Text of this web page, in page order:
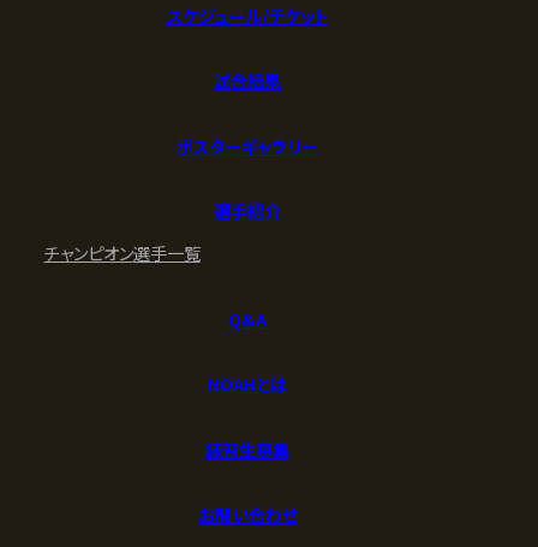
スケジュール/チケット
試合結果
ポスターギャラリー
選手紹介
チャンピオン選手一覧
Q&A
NOAHとは
練習生募集
お問い合わせ